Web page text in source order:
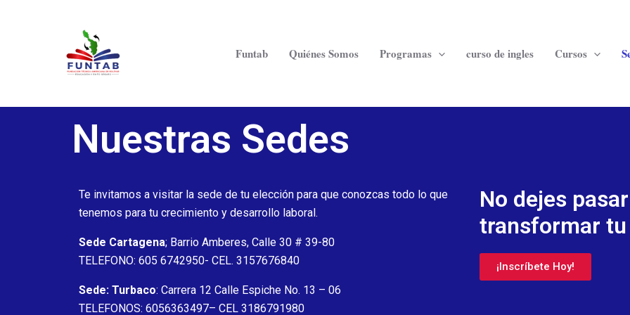
Funtab Quiénes Somos Programas curso de ingles Cursos
Nuestras Sedes
Te invitamos a visitar la sede de tu elección para que conozcas todo lo que
tenemos para tu crecimiento y desarrollo laboral.
Sede Cartagena; Barrio Amberes, Calle 30 # 39-80
TELEFONO: 605 6742950- CEL. 3157676840
Sede: Turbaco: Carrera 12 Calle Espiche No. 13 – 06
TELEFONOS: 6056363497– CEL 3186791980
No dejes
transformar
¡Inscríbete Hoy!